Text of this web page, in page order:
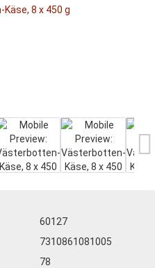
60127
7310861081005
78